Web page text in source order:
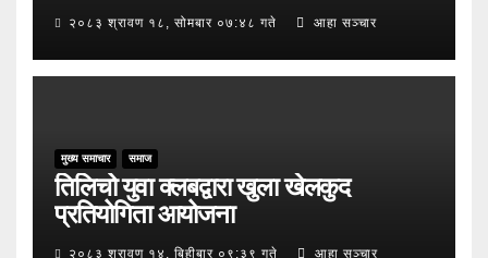
२०८३ श्रावण १८, सोमबार ०७:४८ गते आहा सञ्चार
मुख्य समाचार समाज
तिलिचो युवा क्लबद्वारा खुला खेलकुद
प्रतियोगिता आयोजना
२०८३ श्रावण १४, बिहीबार ०९:३९ गते आहा सञ्चार